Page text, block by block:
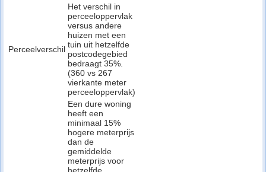
Perceelverschil
Het verschil in
perceeloppervlak
versus andere
huizen met een
tuin uit hetzelfde
postcodegebied
bedraagt 35%.
(360 vs 267
vierkante meter
perceeloppervlak)
Een dure woning
heeft een
minimaal 15%
hogere meterprijs
dan de
gemiddelde
meterprijs voor